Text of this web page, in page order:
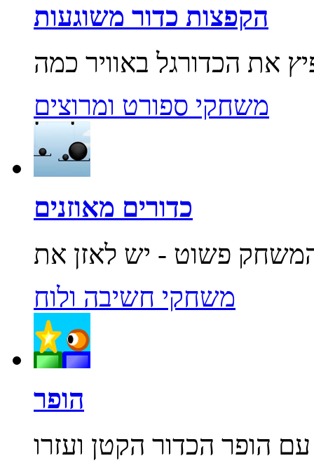
הקפצות כדור משוגעות
משחקי ספורט ומרוצים
כדורים מאוזנים
משחקי חשיבה ולוח
הופר